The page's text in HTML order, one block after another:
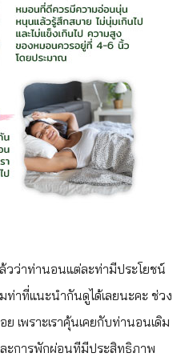
วว่าท่านอนแต่ละท่ามีประโยชน์
าที่แนะนำกันดูได้เลยนะคะ ช่วง
เพราะเราคุ้นเคยกับท่านอนเดิม
ะการพักผ่อนทีมีประสิทธิภาพ